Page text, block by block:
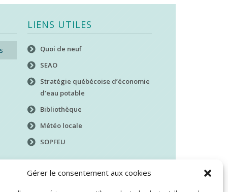
Gérer le consentement aux cookies
LIENS UTILES
Quoi de neuf
SEAO
Stratégie québécoise d’économie
d’eau potable
Bibliothèque
Météo locale
SOPFEU